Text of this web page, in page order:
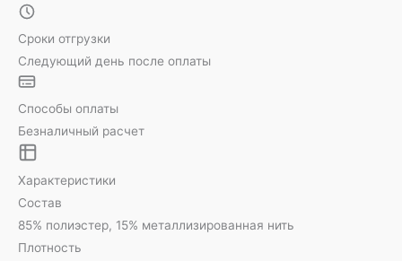
Сроки отгрузки
Следующий день после оплаты
Способы оплаты
Безналичный расчет
Характеристики
Состав
85% полиэстер, 15% металлизированная нить
Плотность